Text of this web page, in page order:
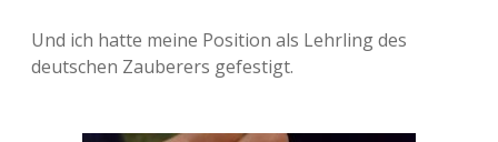
Und ich hatte meine Position als Lehrling des
deutschen Zauberers gefestigt.